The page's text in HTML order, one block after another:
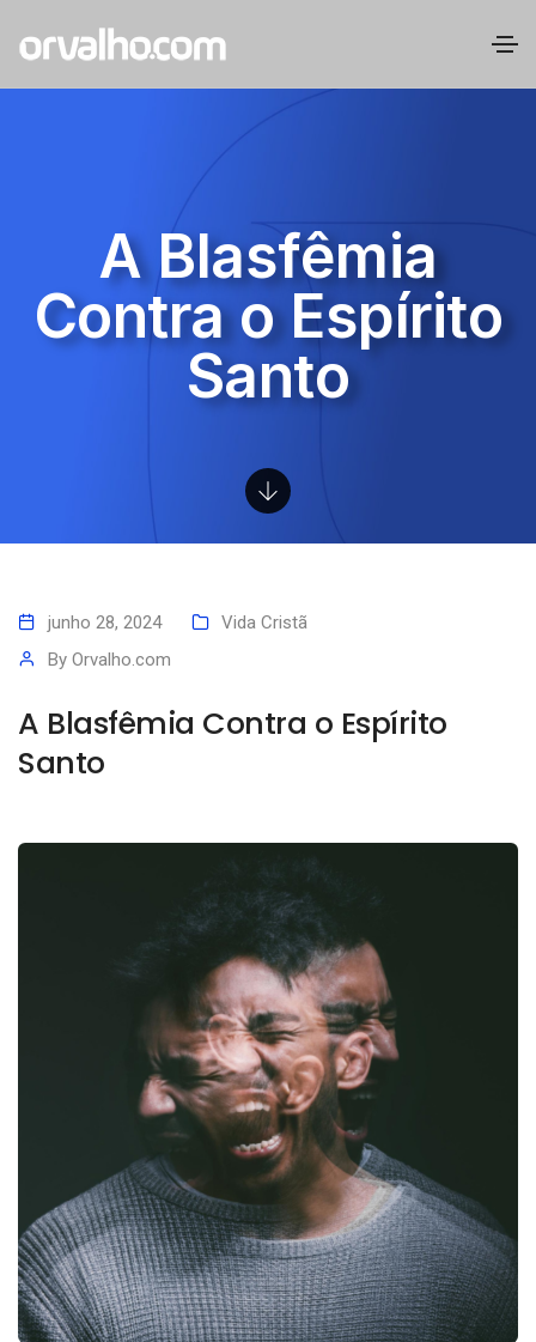
A Blasfêmia
Contra o Espírito
Santo
junho 28, 2024
Vida Cristã
By Orvalho.com
A Blasfêmia Contra o Espírito
Santo